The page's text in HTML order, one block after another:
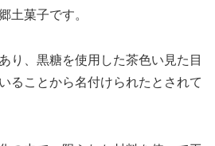
土菓子です。
り、黒糖を使用した茶色い見た目
ることから名付けられたとされて